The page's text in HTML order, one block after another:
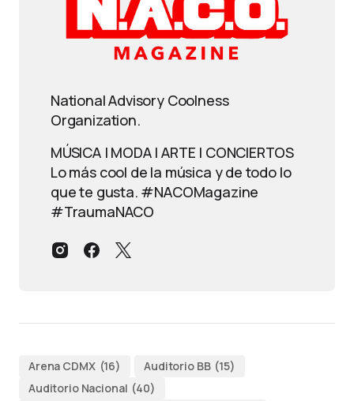
National Advisory Coolness
Organization.
MÚSICA | MODA | ARTE | CONCIERTOS
Lo más cool de la música y de todo lo
que te gusta. #NACOMagazine
#TraumaNACO
Arena CDMX (16) Auditorio BB (15)
Auditorio Nacional (40)